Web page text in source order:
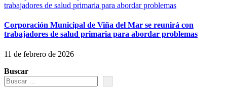
Corporación Municipal de Viña del Mar se reunirá con
trabajadores de salud primaria para abordar problemas
11 de febrero de 2026
Buscar